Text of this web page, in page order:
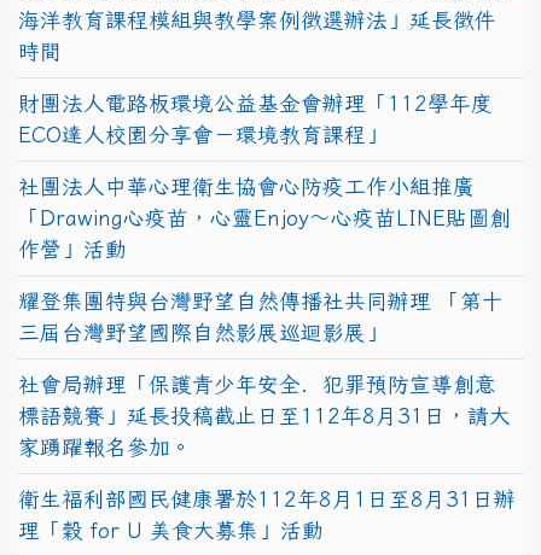
海洋教育課程模組與教學案例徵選辦法」延長徵件
時間
財團法人電路板環境公益基金會辦理「112學年度
ECO達人校園分享會－環境教育課程」
社團法人中華心理衛生協會心防疫工作小組推廣
「Drawing心疫苗，心靈Enjoy〜心疫苗LINE貼圖創
作營」活動
耀登集團特與台灣野望自然傳播社共同辦理 「第十
三屆台灣野望國際自然影展巡迴影展」
社會局辦理「保護青少年安全．犯罪預防宣導創意
標語競賽」延長投稿截止日至112年8月31日，請大
家踴躍報名參加。
衛生福利部國民健康署於112年8月1日至8月31日辦
理「穀 for U 美食大募集」活動